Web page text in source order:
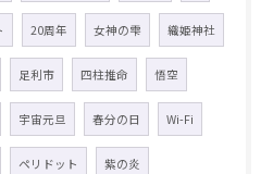
20周年 女神の雫 織姫神社
足利市 四柱推命 悟空
宇宙元旦 春分の日 Wi-Fi
ペリドット 紫の炎